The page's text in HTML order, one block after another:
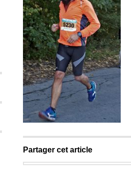
Partager cet article